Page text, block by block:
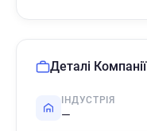
Деталі Компанії
ІНДУСТРІЯ
—